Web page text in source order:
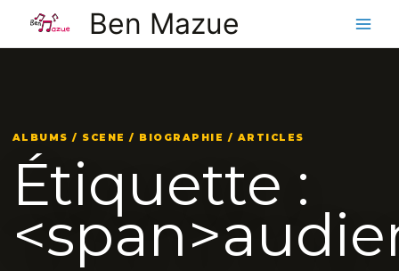
contenu
Ben Mazue
ALBUMS / SCENE / BIOGRAPHIE / ARTICLES
Étiquette :